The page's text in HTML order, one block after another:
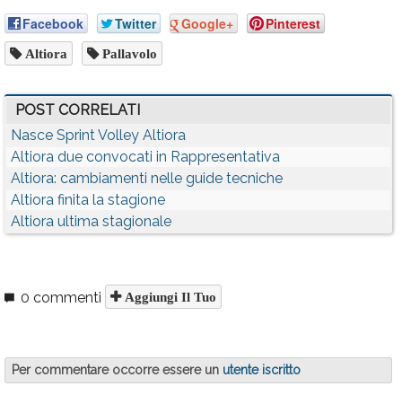
Facebook Twitter Google+ Pinterest
Altiora Pallavolo
POST CORRELATI
Nasce Sprint Volley Altiora
Altiora due convocati in Rappresentativa
Altiora: cambiamenti nelle guide tecniche
Altiora finita la stagione
Altiora ultima stagionale
0 commenti Aggiungi Il Tuo
Per commentare occorre essere un utente iscritto